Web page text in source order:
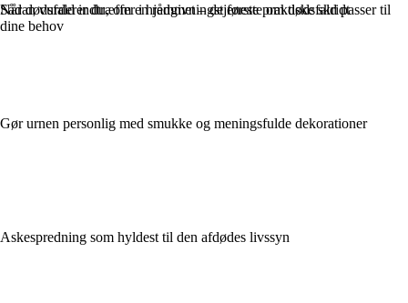
Når dødsfald indtræffer i hjemmet – de første praktiske skridt
Gør urnen personlig med smukke og meningsfulde dekorationer
Askespredning som hyldest til den afdødes livssyn
Sådan vurderer du, om en rådgivningstjeneste om dødsfald passer til
dine behov